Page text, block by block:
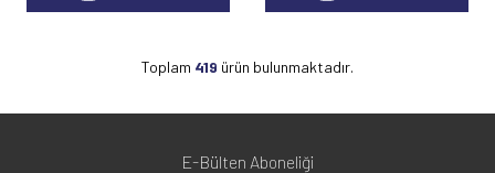
Toplam 419 ürün bulunmaktadır.
E-Bülten Aboneliği